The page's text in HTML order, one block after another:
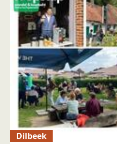
Dilbeek